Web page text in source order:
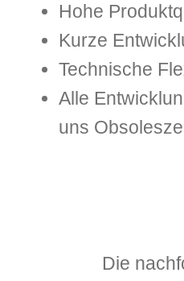
Hohe
Kurze
Technische
Alle
uns
Die